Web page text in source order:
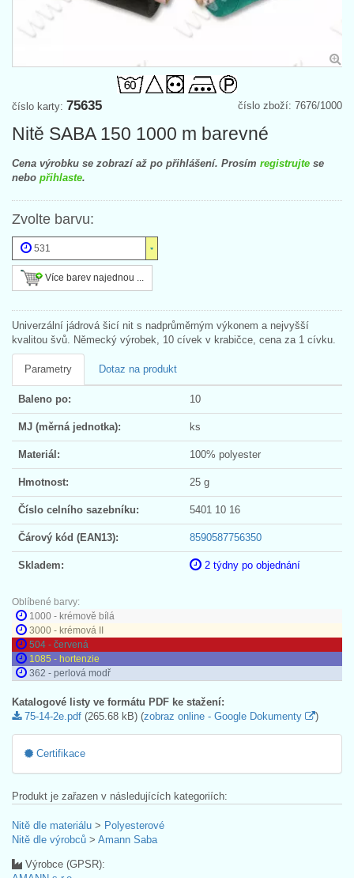
číslo zboží: 7676/1000
číslo karty: 75635
Nitě SABA 150 1000 m barevné
Cena výrobku se zobrazí až po přihlášení. Prosím registrujte se
nebo přihlaste.
Zvolte barvu:
531
Více barev najednou ...
Univerzální jádrová šicí nit s nadprůměrným výkonem a nejvyšší
kvalitou švů. Německý výrobek, 10 cívek v krabičce, cena za 1 cívku.
Parametry Dotaz na produkt
Baleno po: 10
MJ (měrná jednotka): ks
Materiál: 100% polyester
Hmotnost: 25 g
Číslo celního sazebníku: 5401 10 16
Čárový kód (EAN13): 8590587756350
Skladem: 2 týdny po objednání
Oblíbené barvy:
1000 - krémově bílá
3000 - krémová II
504 - červená
1085 - hortenzie
362 - perlová modř
Katalogové listy ve formátu PDF ke stažení:
75-14-2e.pdf (265.68 kB) (zobraz online - Google Dokumenty )
Certifikace
Produkt je zařazen v následujících kategoriích:
Nitě dle materiálu > Polyesterové
Nitě dle výrobců > Amann Saba
Výrobce (GPSR):